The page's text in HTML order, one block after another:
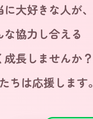
大好きな人が、
協力し合える
長しませんか？
ちは応援します。